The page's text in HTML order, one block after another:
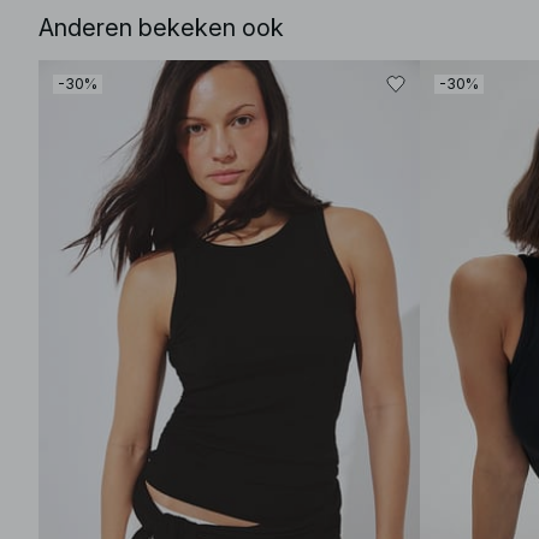
Anderen bekeken ook
-30% -30%